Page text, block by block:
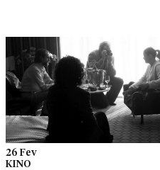
26 Fev
KINO